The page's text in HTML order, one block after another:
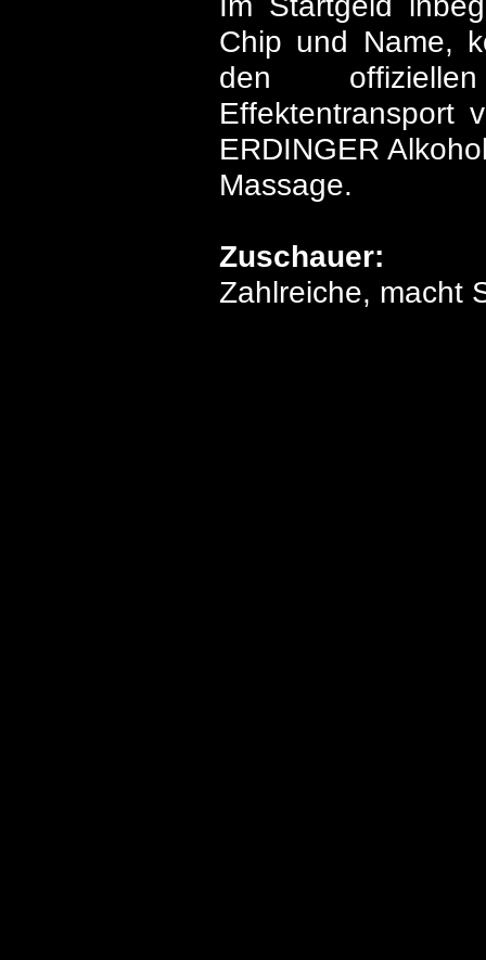
Chip und Name,
den offiziellen
Effektentransport
ERDINGER
Massage.
Zuschauer:
Zahlreiche, macht